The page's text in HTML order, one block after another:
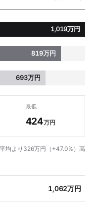
1,019万円
819万円
693万円
最低
424万円
均より326万円（+47.0%）高
1,062万円